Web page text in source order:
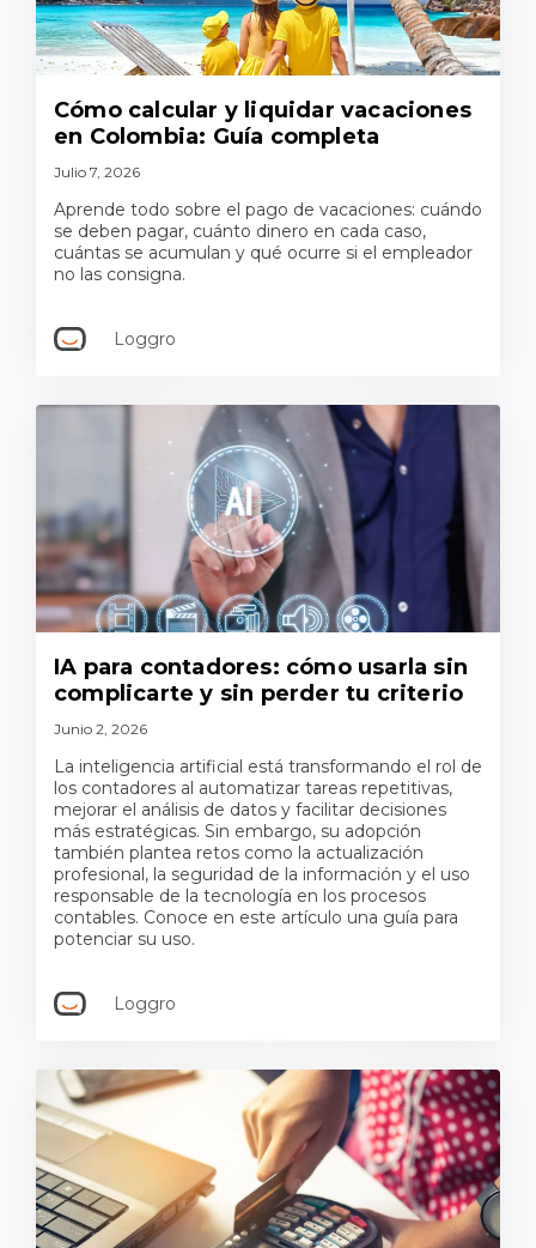
Cómo calcular y liquidar vacaciones
en Colombia: Guía completa
Julio 7, 2026
Aprende todo sobre el pago de vacaciones: cuándo
se deben pagar, cuánto dinero en cada caso,
cuántas se acumulan y qué ocurre si el empleador
no las consigna.
Loggro
IA para contadores: cómo usarla sin
complicarte y sin perder tu criterio
Junio 2, 2026
La inteligencia artificial está transformando el rol de
los contadores al automatizar tareas repetitivas,
mejorar el análisis de datos y facilitar decisiones
más estratégicas. Sin embargo, su adopción
también plantea retos como la actualización
profesional, la seguridad de la información y el uso
responsable de la tecnología en los procesos
contables. Conoce en este artículo una guía para
potenciar su uso.
Loggro